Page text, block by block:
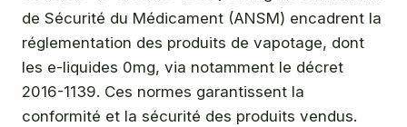
de Sécurité du Médicament (ANSM) encadrent la
réglementation des produits de vapotage, dont
les e-liquides 0mg, via notamment le décret
2016-1139. Ces normes garantissent la
conformité et la sécurité des produits vendus.